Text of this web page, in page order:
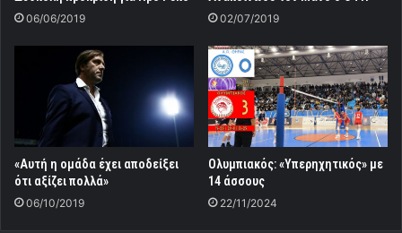
06/06/2019 02/07/2019
«Αυτή η ομάδα έχει αποδείξει
ότι αξίζει πολλά»
06/10/2019
Ολυμπιακός: «Υπερηχητικός» με
14 άσσους
22/11/2024